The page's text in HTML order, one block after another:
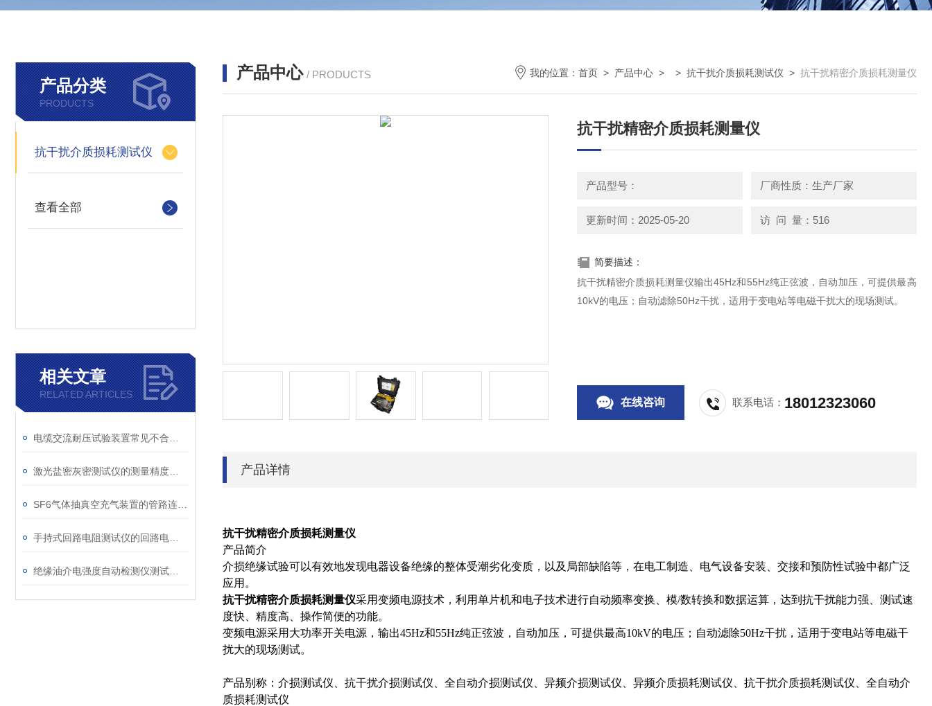
产品分类
PRODUCTS
抗干扰介质损耗测试仪
查看全部
相关文章
RELATED ARTICLES
产品中心 / PRODUCTS 我的位置： 首页 > 产品中心 > > 抗干扰介质损耗测试仪 > 抗干扰精密介质损耗测量仪
抗干扰精密介质损耗测量仪
产品型号： 厂商性质：生产厂家
更新时间：2025-05-20 访 问 量：516
简要描述：
抗干扰精密介质损耗测量仪输出45Hz和55Hz纯正弦波，自动加压，可提供最高
10kV的电压；自动滤除50Hz干扰，适用于变电站等电磁干扰大的现场测试。
在线咨询 联系电话： 18012323060
产品详情
抗干扰精密介质损耗测量仪
产品简介
介损绝缘试验可以有效地发现电器设备绝缘的整体受潮劣化变质，以及局部缺陷等，在电工制造、电气设备安装、交接和预防性试验中都广泛
应用。
抗干扰精密介质损耗测量仪采用变频电源技术，利用单片机和电子技术进行自动频率变换、模/数转换和数据运算，达到抗干扰能力强、测试速
度快、精度高、操作简便的功能。
变频电源采用大功率开关电源，输出45Hz和55Hz纯正弦波，自动加压，可提供最高10kV的电压；自动滤除50Hz干扰，适用于变电站等电磁干
扰大的现场测试。
产品别称：介损测试仪、抗干扰介损测试仪、全自动介损测试仪、异频介损测试仪、异频介质损耗测试仪、抗干扰介质损耗测试仪、全自动介
质损耗测试仪